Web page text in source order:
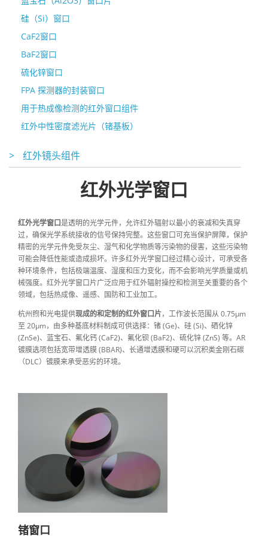
硅（Si）窗口
CaF2窗口
BaF2窗口
硫化锌窗口
FPA 探测器的封装窗口
用于热成像检测的红外窗口组件
红外中性密度滤光片（锗基板）
> 红外镜头组件
红外光学窗口
红外光学窗口是透明的光学元件，允许红外辐射以最小的衰减和失真穿
过，确保光学系统接收的信号保持完整。这些窗口可充当保护屏障，保护
精密的光学元件免受灰尘、湿气和化学物质等污染物的侵害，这些污染物
可能会降低性能或造成损坏。许多红外光学窗口经过精心设计，可承受各
种环境条件，包括极端温度、湿度和压力变化，而不会影响光学质量或机
械强度。红外光学窗口片广泛应用于红外辐射操控和检测至关重要的各个
领域，包括热成像、遥感、国防和工业加工。
杭州煦和光电提供现成的和定制的红外窗口片，工作波长范围从 0.75μm
至 20μm，由多种基底材料制成可供选择：锗 (Ge)、硅 (Si)、硒化锌
(ZnSe)、蓝宝石、氟化钙 (CaF2)、氟化钡 (BaF2)、硫化锌 (ZnS) 等。AR
镀膜选项包括宽带增透膜 (BBAR)、长通增透膜和硬可以沉积类金刚石碳
（DLC）镀膜来承受恶劣的环境。
锗窗口